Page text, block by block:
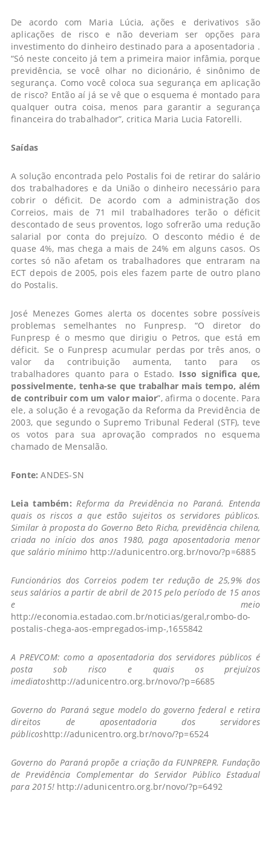
De acordo com Maria Lúcia, ações e derivativos são
aplicações de risco e não deveriam ser opções para
investimento do dinheiro destinado para a aposentadoria .
“Só neste conceito já tem a primeira maior infâmia, porque
previdência, se você olhar no dicionário, é sinônimo de
segurança. Como você coloca sua segurança em aplicação
de risco? Então aí já se vê que o esquema é montado para
qualquer outra coisa, menos para garantir a segurança
financeira do trabalhador”, critica Maria Lucia Fatorelli.
Saídas
A solução encontrada pelo Postalis foi de retirar do salário
dos trabalhadores e da União o dinheiro necessário para
cobrir o déficit. De acordo com a administração dos
Correios, mais de 71 mil trabalhadores terão o déficit
descontado de seus proventos, logo sofrerão uma redução
salarial por conta do prejuízo. O desconto médio é de
quase 4%, mas chega a mais de 24% em alguns casos. Os
cortes só não afetam os trabalhadores que entraram na
ECT depois de 2005, pois eles fazem parte de outro plano
do Postalis.
José Menezes Gomes alerta os docentes sobre possíveis
problemas semelhantes no Funpresp. “O diretor do
Funpresp é o mesmo que dirigiu o Petros, que está em
déficit. Se o Funpresp acumular perdas por três anos, o
valor da contribuição aumenta, tanto para os
trabalhadores quanto para o Estado. Isso significa que,
possivelmente, tenha-se que trabalhar mais tempo, além
de contribuir com um valor maior”, afirma o docente. Para
ele, a solução é a revogação da Reforma da Previdência de
2003, que segundo o Supremo Tribunal Federal (STF), teve
os votos para sua aprovação comprados no esquema
chamado de Mensalão.
Fonte:ANDES-SN
Leia também: Reforma da Previdência no Paraná. Entenda
quais os riscos a que estão sujeitos os servidores públicos.
Similar à proposta do Governo Beto Richa, previdência chilena,
criada no início dos anos 1980, paga aposentadoria menor
que salário mínimo http://adunicentro.org.br/novo/?p=6885
Funcionários dos Correios podem ter redução de 25,9% dos
seus salários a partir de abril de 2015 pelo período de 15 anos
e meio
http://economia.estadao.com.br/noticias/geral,rombo-do-
postalis-chega-aos-empregados-imp-,1655842
A PREVCOM: como a aposentadoria dos servidores públicos é
posta sob risco e quais os prejuízos
imediatoshttp://adunicentro.org.br/novo/?p=6685
Governo do Paraná segue modelo do governo federal e retira
direitos de aposentadoria dos servidores
públicoshttp://adunicentro.org.br/novo/?p=6524
Governo do Paraná propõe a criação da FUNPREPR. Fundação
de Previdência Complementar do Servidor Público Estadual
para 2015! http://adunicentro.org.br/novo/?p=6492